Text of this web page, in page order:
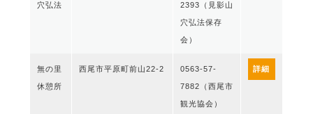
穴弘法 2393（見影山
穴弘法保存
会）
無の里
休憩所
西尾市平原町前山22-2 0563-57-
7882（西尾市
観光協会）
詳細